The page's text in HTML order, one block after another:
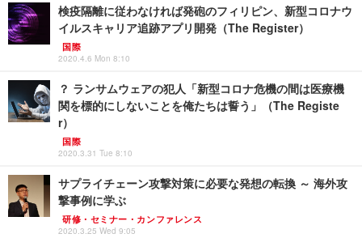
検疫隔離に従わなければ発砲のフィリピン、新型コロナウ
イルスキャリア追跡アプリ開発（The Register）
国際
2020.4.6 Mon 8:10
？ ランサムウェアの犯人「新型コロナ危機の間は医療機
関を標的にしないことを俺たちは誓う」（The Registe
r）
国際
2020.3.31 Tue 8:10
サプライチェーン攻撃対策に必要な発想の転換 ～ 海外攻
撃事例に学ぶ
研修・セミナー・カンファレンス
2020.3.25 Wed 9:05